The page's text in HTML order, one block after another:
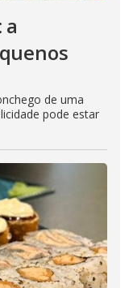
a
de uma
pode estar